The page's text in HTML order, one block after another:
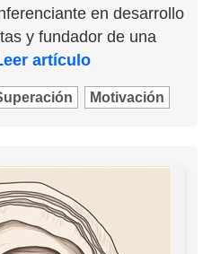
en desarrollo
y fundador de una
artículo
Motivación